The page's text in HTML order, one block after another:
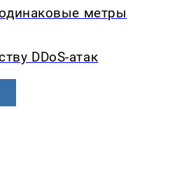
метры
DDoS-атак